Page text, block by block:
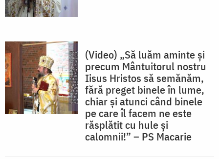
(Video) „Să luăm aminte și
precum Mântuitorul nostru
Iisus Hristos să semănăm,
fără preget binele în lume,
chiar și atunci când binele
pe care îl facem ne este
răsplătit cu hule și
calomnii!” – PS Macarie